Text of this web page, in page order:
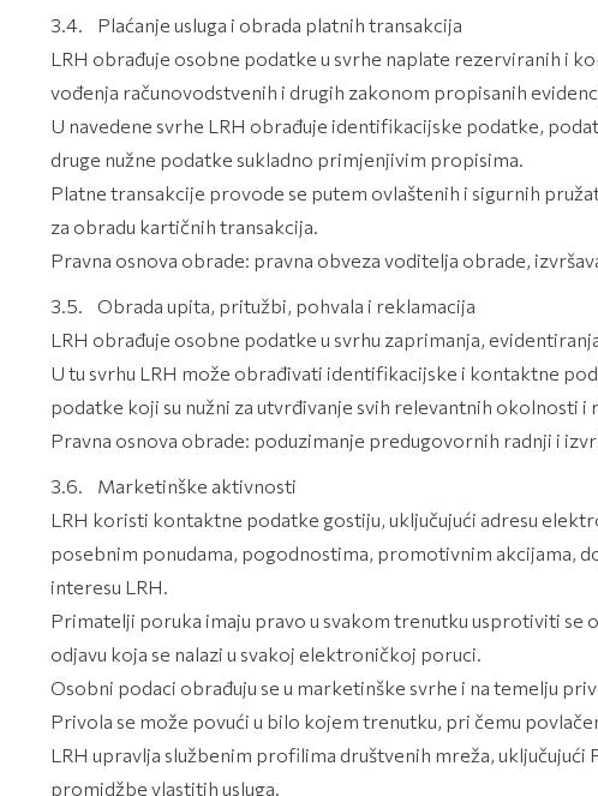
3.4. Plaćanje usluga i obrada platnih transakcija
LRH obrađuje osobne podatke u svrhe naplate rezerviranih i
vođenja računovodstvenih i drugih zakonom propisanih
U navedene svrhe LRH obrađuje identifikacijske podatke,
druge nužne podatke sukladno primjenjivim propisima.
Platne transakcije provode se putem ovlaštenih i sigurnih
za obradu kartičnih transakcija.
Pravna osnova obrade: pravna obveza voditelja obrade,
3.5. Obrada upita, pritužbi, pohvala i reklamacija
LRH obrađuje osobne podatke u svrhu zaprimanja,
U tu svrhu LRH može obrađivati identifikacijske i kontaktne
podatke koji su nužni za utvrđivanje svih relevantnih okolnosti
Pravna osnova obrade: poduzimanje predugovornih radnji i
3.6. Marketinške aktivnosti
LRH koristi kontaktne podatke gostiju, uključujući adresu
posebnim ponudama, pogodnostima, promotivnim akcijama,
interesu LRH.
Primatelji poruka imaju pravo u svakom trenutku usprotiviti se
odjavu koja se nalazi u svakoj elektroničkoj poruci.
Osobni podaci obrađuju se u marketinške svrhe i na temelju
Privola se može povući u bilo kojem trenutku, pri čemu
LRH upravlja službenim profilima društvenih mreža,
promidžbe vlastitih usluga.